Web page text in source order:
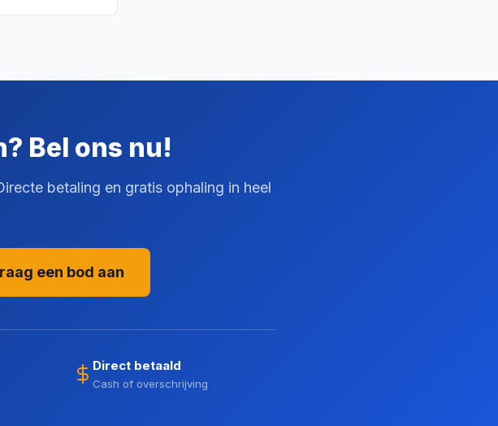
Bel ons nu!
betaling en gratis ophaling in heel
een bod aan
Direct betaald
Cash of overschrijving